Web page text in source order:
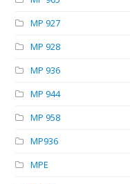
MP 927
MP 928
MP 936
MP 944
MP 958
MP936
MPE